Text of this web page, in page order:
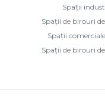
Spații
Spații de birouri
Spații
Spații de birouri